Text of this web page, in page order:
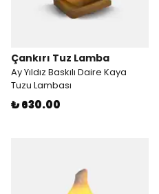
Çankırı Tuz Lamba
Ay Yıldız Baskılı Daire Kaya
Tuzu Lambası
₺ 630.00